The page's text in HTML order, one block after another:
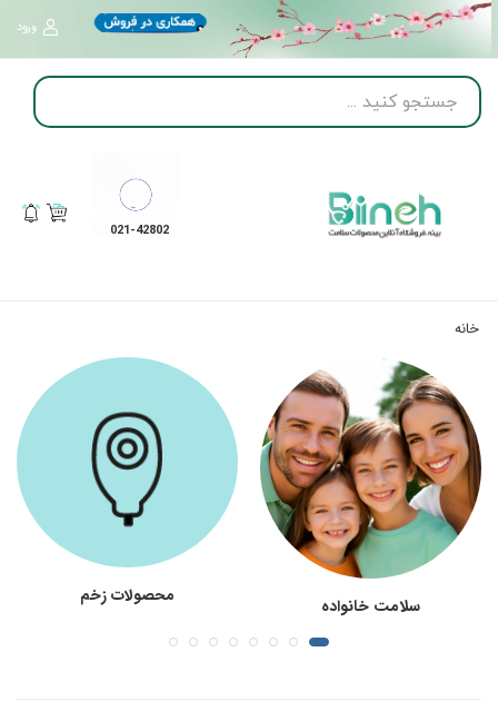
ورود
021-42802
خانه
سلامت خانواده محصولات زخم